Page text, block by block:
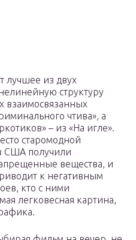
лучшее из двух
структуру
взаимосвязанных
чтива», а
– из «На игле».
старомодной
США получили
вещества, и
к негативным
кто с ними
легковесная картина,